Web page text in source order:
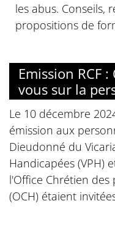
les abus. Conseils,
propositions de
Emission RCF
vous sur la
Le 10 décembre
émission aux
Dieudonné du
Handicapées (VPH)
l'Office Chrétien
(OCH) étaient